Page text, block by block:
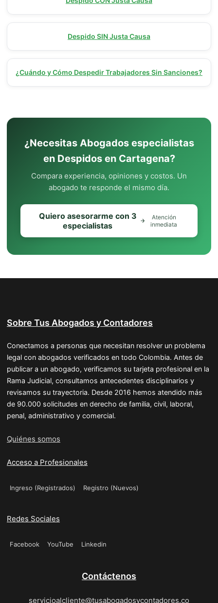
Despido SIN Justa Causa
¿Cuándo y Cómo Despedir Trabajadores Sin Sanciones?
¿Necesitas Abogados especialistas
en Despidos en Cartagena?
Compara experiencia, opiniones y costos. Un
abogado te responde el mismo día.
Quiero asesorarme con 3
especialistas
Atención
inmediata
Sobre Tus Abogados y Contadores
Conectamos a personas que necesitan resolver un problema
legal con abogados verificados en todo Colombia. Antes de
publicar a un abogado, verificamos su tarjeta profesional en la
Rama Judicial, consultamos antecedentes disciplinarios y
revisamos su trayectoria. Desde 2016 hemos atendido más
de 90.000 solicitudes en derecho de familia, civil, laboral,
penal, administrativo y comercial.
Quiénes somos
Acceso a Profesionales
Ingreso (Registrados) Registro (Nuevos)
Redes Sociales
Facebook YouTube Linkedin
Contáctenos
servicioalcliente@tusabogadosycontadores.co